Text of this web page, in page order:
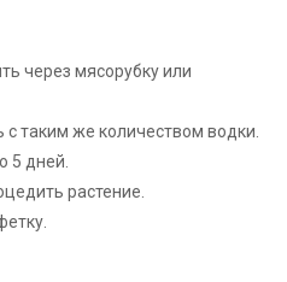
через мясорубку или
таким же количеством водки.
5 дней.
растение.